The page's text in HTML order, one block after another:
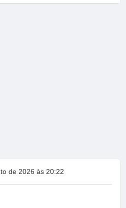
de 2026 às 20:22